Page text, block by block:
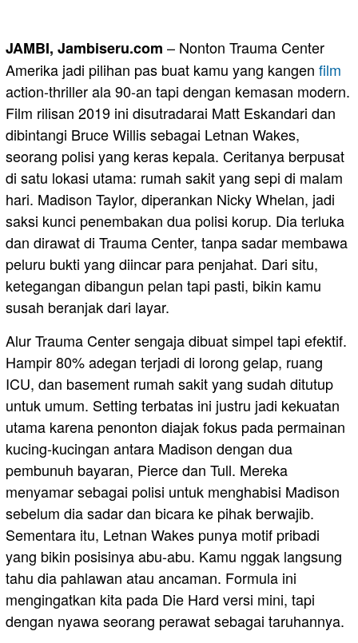
JAMBI, Jambiseru.com – Nonton Trauma Center
Amerika jadi pilihan pas buat kamu yang kangen film
action-thriller ala 90-an tapi dengan kemasan modern.
Film rilisan 2019 ini disutradarai Matt Eskandari dan
dibintangi Bruce Willis sebagai Letnan Wakes,
seorang polisi yang keras kepala. Ceritanya berpusat
di satu lokasi utama: rumah sakit yang sepi di malam
hari. Madison Taylor, diperankan Nicky Whelan, jadi
saksi kunci penembakan dua polisi korup. Dia terluka
dan dirawat di Trauma Center, tanpa sadar membawa
peluru bukti yang diincar para penjahat. Dari situ,
ketegangan dibangun pelan tapi pasti, bikin kamu
susah beranjak dari layar.
Alur Trauma Center sengaja dibuat simpel tapi efektif.
Hampir 80% adegan terjadi di lorong gelap, ruang
ICU, dan basement rumah sakit yang sudah ditutup
untuk umum. Setting terbatas ini justru jadi kekuatan
utama karena penonton diajak fokus pada permainan
kucing-kucingan antara Madison dengan dua
pembunuh bayaran, Pierce dan Tull. Mereka
menyamar sebagai polisi untuk menghabisi Madison
sebelum dia sadar dan bicara ke pihak berwajib.
Sementara itu, Letnan Wakes punya motif pribadi
yang bikin posisinya abu-abu. Kamu nggak langsung
tahu dia pahlawan atau ancaman. Formula ini
mengingatkan kita pada Die Hard versi mini, tapi
dengan nyawa seorang perawat sebagai taruhannya.